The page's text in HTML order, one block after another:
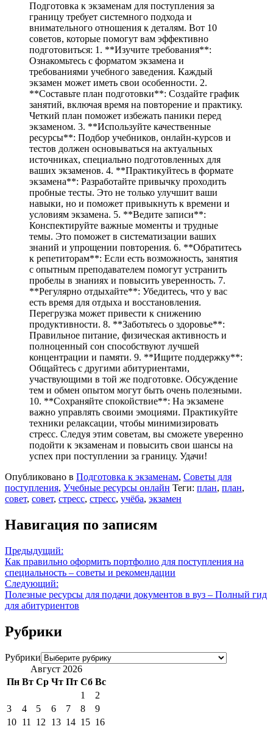
Подготовка к экзаменам для поступления за
границу требует системного подхода и
внимательного отношения к деталям. Вот 10
советов, которые помогут вам эффективно
подготовиться: 1. **Изучите требования**:
Ознакомьтесь с форматом экзамена и
требованиями учебного заведения. Каждый
экзамен может иметь свои особенности. 2.
**Составьте план подготовки**: Создайте график
занятий, включая время на повторение и практику.
Четкий план поможет избежать паники перед
экзаменом. 3. **Используйте качественные
ресурсы**: Подбор учебников, онлайн-курсов и
тестов должен основываться на актуальных
источниках, специально подготовленных для
ваших экзаменов. 4. **Практикуйтесь в формате
экзамена**: Разработайте привычку проходить
пробные тесты. Это не только улучшит ваши
навыки, но и поможет привыкнуть к времени и
условиям экзамена. 5. **Ведите записи**:
Конспектируйте важные моменты и трудные
темы. Это поможет в систематизации ваших
знаний и упрощении повторения. 6. **Обратитесь
к репетиторам**: Если есть возможность, занятия
с опытным преподавателем помогут устранить
пробелы в знаниях и повысить уверенность. 7.
**Регулярно отдыхайте**: Убедитесь, что у вас
есть время для отдыха и восстановления.
Перегрузка может привести к снижению
продуктивности. 8. **Заботьтесь о здоровье**:
Правильное питание, физическая активность и
полноценный сон способствуют лучшей
концентрации и памяти. 9. **Ищите поддержку**:
Общайтесь с другими абитуриентами,
участвующими в той же подготовке. Обсуждение
тем и обмен опытом могут быть очень полезными.
10. **Сохраняйте спокойствие**: На экзамене
важно управлять своими эмоциями. Практикуйте
техники релаксации, чтобы минимизировать
стресс. Следуя этим советам, вы сможете уверенно
подойти к экзаменам и повысить свои шансы на
успех при поступлении за границу. Удачи!
Опубликовано в Подготовка к экзаменам, Советы для
поступления, Учебные ресурсы онлайн Теги: план, план,
совет, совет, стресс, стресс, учёба, экзамен
Навигация по записям
Предыдущий:
Как правильно оформить портфолио для поступления на
специальность – советы и рекомендации
Следующий:
Полезные ресурсы для подачи документов в вуз – Полный гид
для абитуриентов
Рубрики
Рубрики
Август 2026
Пн Вт Ср Чт Пт Сб Вс
1
2
3
4 5 6 7 8
9
10 11 12 13 14 15 16